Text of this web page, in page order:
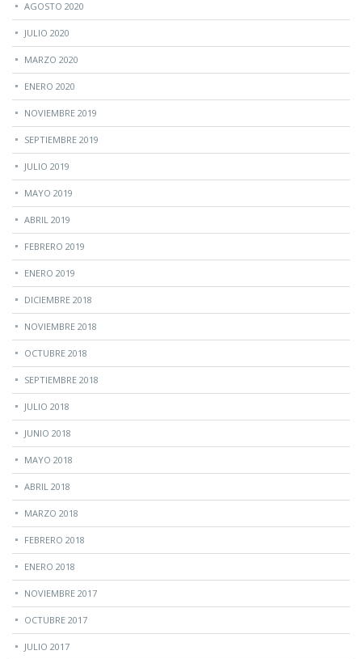
AGOSTO 2020
JULIO 2020
MARZO 2020
ENERO 2020
NOVIEMBRE 2019
SEPTIEMBRE 2019
JULIO 2019
MAYO 2019
ABRIL 2019
FEBRERO 2019
ENERO 2019
DICIEMBRE 2018
NOVIEMBRE 2018
OCTUBRE 2018
SEPTIEMBRE 2018
JULIO 2018
JUNIO 2018
MAYO 2018
ABRIL 2018
MARZO 2018
FEBRERO 2018
ENERO 2018
NOVIEMBRE 2017
OCTUBRE 2017
JULIO 2017